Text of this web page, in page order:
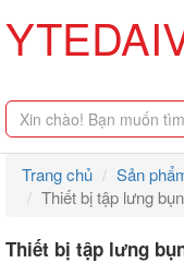
Trang chủ
Sản
Thiết bị tập lưng
Thiết bị tập lưng